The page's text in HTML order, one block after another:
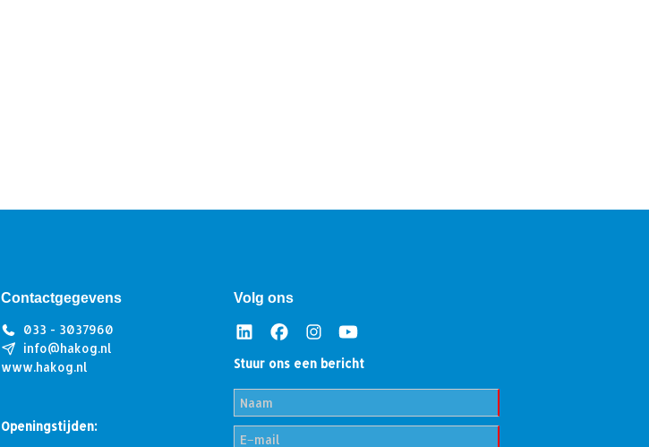
Contactgegevens
033 - 3037960
info@hakog.nl
www.hakog.nl
Openingstijden:
Volg ons
Stuur ons een bericht